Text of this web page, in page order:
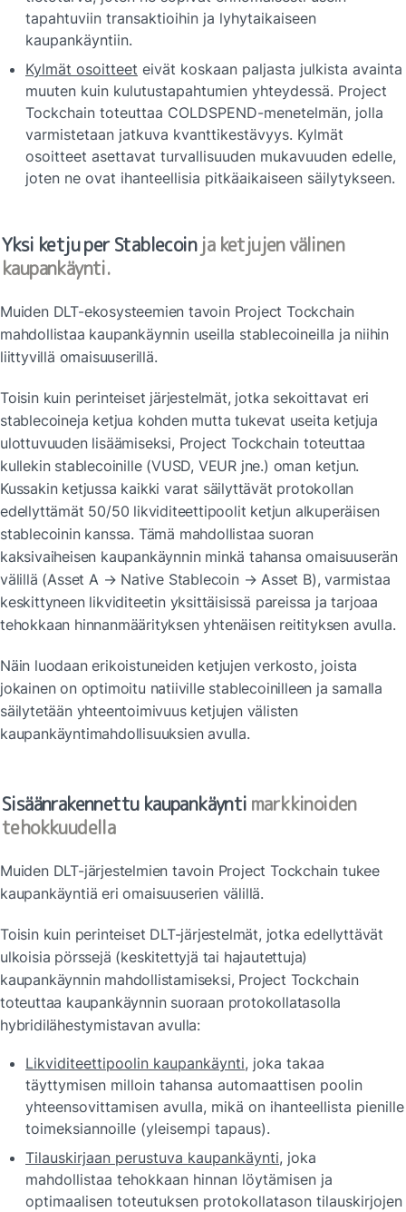
tapahtuviin transaktioihin ja lyhytaikaiseen
kaupankäyntiin.
Kylmät osoitteet eivät koskaan paljasta julkista avainta
muuten kuin kulutustapahtumien yhteydessä. Project
Tockchain toteuttaa COLDSPEND-menetelmän, jolla
varmistetaan jatkuva kvanttikestävyys. Kylmät
osoitteet asettavat turvallisuuden mukavuuden edelle,
joten ne ovat ihanteellisia pitkäaikaiseen säilytykseen.
Yksi ketju per Stablecoin ja ketjujen välinen
kaupankäynti.
Muiden DLT-ekosysteemien tavoin Project Tockchain
mahdollistaa kaupankäynnin useilla stablecoineilla ja niihin
liittyvillä omaisuuserillä.
Toisin kuin perinteiset järjestelmät, jotka sekoittavat eri
stablecoineja ketjua kohden mutta tukevat useita ketjuja
ulottuvuuden lisäämiseksi, Project Tockchain toteuttaa
kullekin stablecoinille (VUSD, VEUR jne.) oman ketjun.
Kussakin ketjussa kaikki varat säilyttävät protokollan
edellyttämät 50/50 likviditeettipoolit ketjun alkuperäisen
stablecoinin kanssa. Tämä mahdollistaa suoran
kaksivaiheisen kaupankäynnin minkä tahansa omaisuuserän
välillä (Asset A → Native Stablecoin → Asset B), varmistaa
keskittyneen likviditeetin yksittäisissä pareissa ja tarjoaa
tehokkaan hinnanmäärityksen yhtenäisen reitityksen avulla.
Näin luodaan erikoistuneiden ketjujen verkosto, joista
jokainen on optimoitu natiiville stablecoinilleen ja samalla
säilytetään yhteentoimivuus ketjujen välisten
kaupankäyntimahdollisuuksien avulla.
Sisäänrakennettu kaupankäynti markkinoiden
tehokkuudella
Muiden DLT-järjestelmien tavoin Project Tockchain tukee
kaupankäyntiä eri omaisuuserien välillä.
Toisin kuin perinteiset DLT-järjestelmät, jotka edellyttävät
ulkoisia pörssejä (keskitettyjä tai hajautettuja)
kaupankäynnin mahdollistamiseksi, Project Tockchain
toteuttaa kaupankäynnin suoraan protokollatasolla
hybridilähestymistavan avulla:
Likviditeettipoolin kaupankäynti, joka takaa
täyttymisen milloin tahansa automaattisen poolin
yhteensovittamisen avulla, mikä on ihanteellista pienille
toimeksiannoille (yleisempi tapaus).
Tilauskirjaan perustuva kaupankäynti, joka
mahdollistaa tehokkaan hinnan löytämisen ja
optimaalisen toteutuksen protokollatason tilauskirjojen